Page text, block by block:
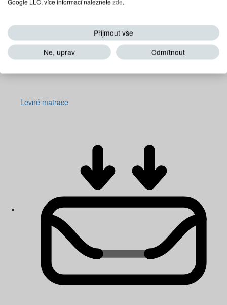
Levné matrace
Přijmout vše
Ne, uprav
Odmítnout